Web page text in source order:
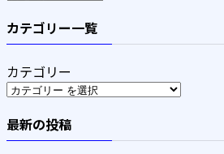
カテゴリー一覧
カテゴリー
最新の投稿